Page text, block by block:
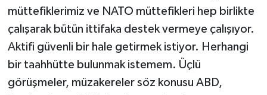
müttefiklerimiz ve NATO müttefikleri hep birlikte
çalışarak bütün ittifaka destek vermeye çalışıyor.
Aktifi güvenli bir hale getirmek istiyor. Herhangi
bir taahhütte bulunmak istemem. Üçlü
görüşmeler, müzakereler söz konusu ABD,